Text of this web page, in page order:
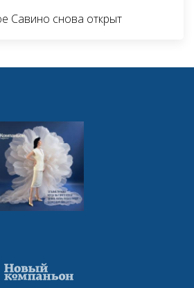
Савино снова открыт